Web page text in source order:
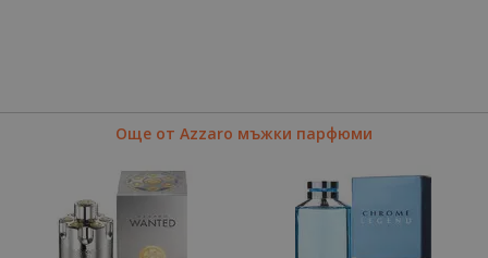
Още от Azzaro мъжки парфюми